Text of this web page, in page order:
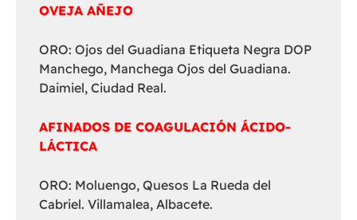
OVEJA AÑEJO
ORO: Ojos del Guadiana Etiqueta Negra DOP
Manchego, Manchega Ojos del Guadiana.
Daimiel, Ciudad Real.
AFINADOS DE COAGULACIÓN ÁCIDO-
LÁCTICA
ORO: Moluengo, Quesos La Rueda del
Cabriel. Villamalea, Albacete.